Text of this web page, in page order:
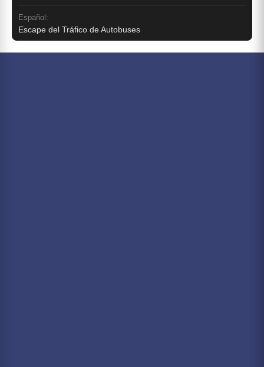
Español:
Escape del Tráfico de Autobuses